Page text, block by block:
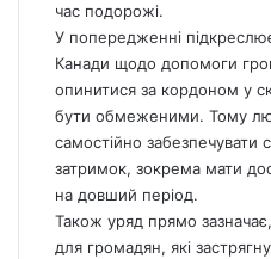
час подорожі.
У попередженні
Канади щодо допомоги
опинитися за кордоном у
бути обмеженими. Тому
самостійно забезпечувати
затримок, зокрема мати
на довший період.
Також уряд прямо
для громадян, які